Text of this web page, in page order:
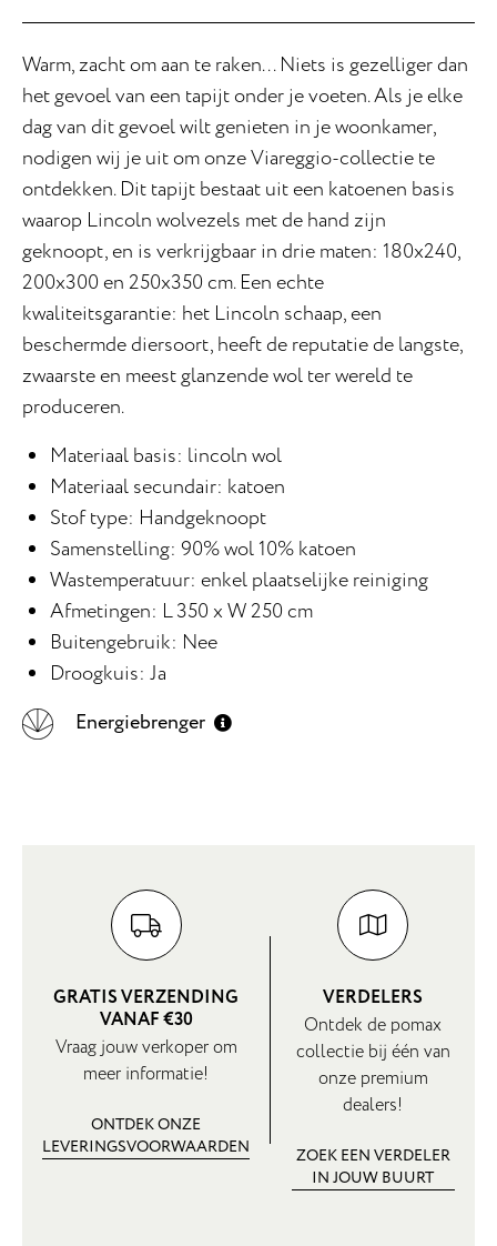
Warm, zacht om aan te raken... Niets is gezelliger dan
het gevoel van een tapijt onder je voeten. Als je elke
dag van dit gevoel wilt genieten in je woonkamer,
nodigen wij je uit om onze Viareggio-collectie te
ontdekken. Dit tapijt bestaat uit een katoenen basis
waarop Lincoln wolvezels met de hand zijn
geknoopt, en is verkrijgbaar in drie maten: 180x240,
200x300 en 250x350 cm. Een echte
kwaliteitsgarantie: het Lincoln schaap, een
beschermde diersoort, heeft de reputatie de langste,
zwaarste en meest glanzende wol ter wereld te
produceren.
Materiaal basis: lincoln wol
Materiaal secundair: katoen
Stof type: Handgeknoopt
Samenstelling: 90% wol 10% katoen
Wastemperatuur: enkel plaatselijke reiniging
Afmetingen: L 350 x W 250 cm
Buitengebruik: Nee
Droogkuis: Ja
Energiebrenger
GRATIS VERZENDING
VANAF €30
Vraag jouw verkoper om
meer informatie!
ONTDEK ONZE
LEVERINGSVOORWAARDEN
VERDELERS
Ontdek de pomax
collectie bij één van
onze premium
dealers!
ZOEK EEN VERDELER
IN JOUW BUURT